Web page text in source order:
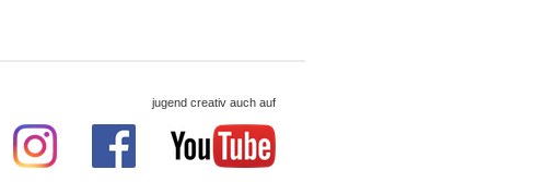
jugend creativ auch auf